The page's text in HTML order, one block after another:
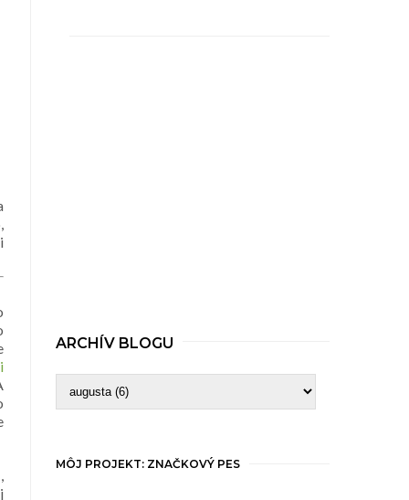
,
ARCHÍV BLOGU
MÔJ PROJEKT: ZNAČKOVÝ PES